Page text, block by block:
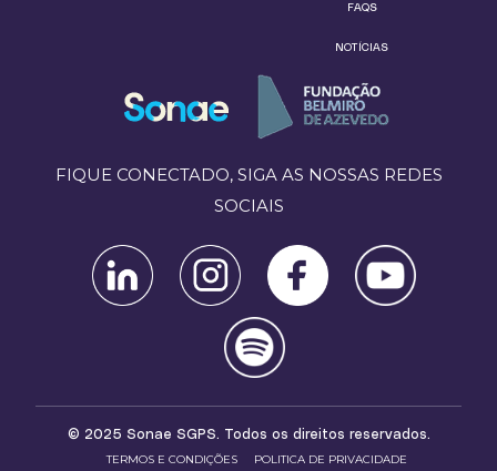
FAQS
NOTÍCIAS
FIQUE CONECTADO, SIGA AS NOSSAS REDES
SOCIAIS
© 2025 Sonae SGPS. Todos os direitos reservados.
TERMOS E CONDIÇÕES
POLITICA DE PRIVACIDADE